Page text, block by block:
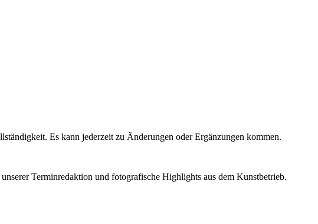
Es kann jederzeit zu Änderungen oder Ergänzungen kommen.
Terminredaktion und fotografische Highlights aus dem Kunstbetrieb.